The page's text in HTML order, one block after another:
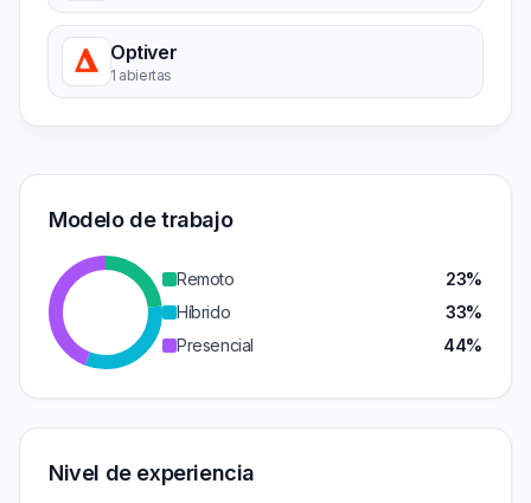
Optiver
1 abiertas
Modelo de trabajo
Remoto
23%
Híbrido
33%
Presencial
44%
Nivel de experiencia